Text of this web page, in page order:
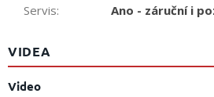
Servis: Ano - záruční i
VIDEA
Video